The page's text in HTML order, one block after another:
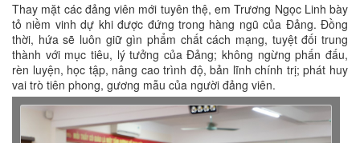
Thay mặt các đảng viên mới tuyên thệ, em Trương Ngọc Linh bày
tỏ niềm vinh dự khi được đứng trong hàng ngũ của Đảng. Đồng
thời, hứa sẽ luôn giữ gìn phẩm chất cách mạng, tuyệt đối trung
thành với mục tiêu, lý tưởng của Đảng; không ngừng phấn đấu,
rèn luyện, học tập, nâng cao trình độ, bản lĩnh chính trị; phát huy
vai trò tiên phong, gương mẫu của người đảng viên.